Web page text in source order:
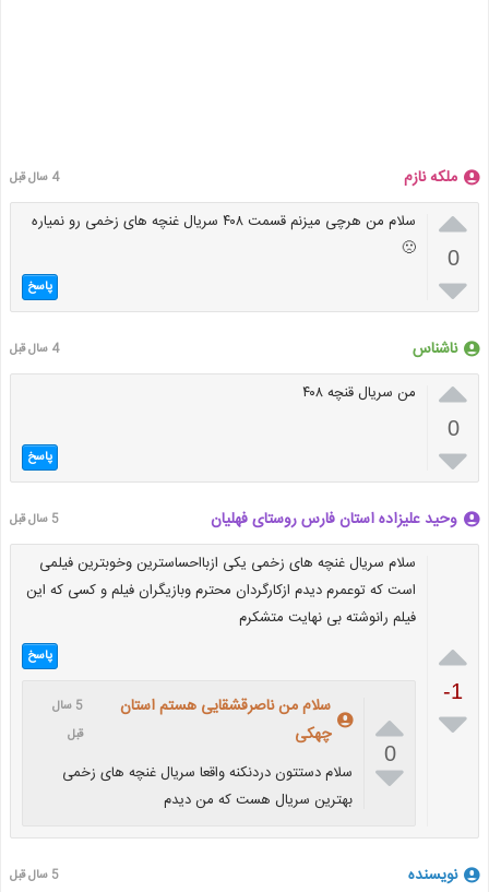
ملکه نازم 4 سال قبل

0

سلام من هرچی میزنم قسمت ۴۰۸ سریال غنچه های زخمی رو نمیاره
🙁
پاسخ
ناشناس 4 سال قبل

0

من سریال قنچه ۴۰۸
پاسخ
وحید علیزاده استان فارس روستای فهلیان 5 سال قبل

-1

سلام سریال غنچه های زخمی یکی ازبااحساسترین وخوبترین فیلمی
است که توعمرم دیدم ازکارگردان محترم وبازیگران فیلم و کسی که این
فیلم رانوشته بی نهایت متشکرم
پاسخ

0

سلام من ناصرقشقایی هستم استان
چهکی
5 سال
قبل
سلام دستتون دردنکنه واقعا سریال غنچه های زخمی
بهترین سریال هست که من دیدم
نویسنده 5 سال قبل